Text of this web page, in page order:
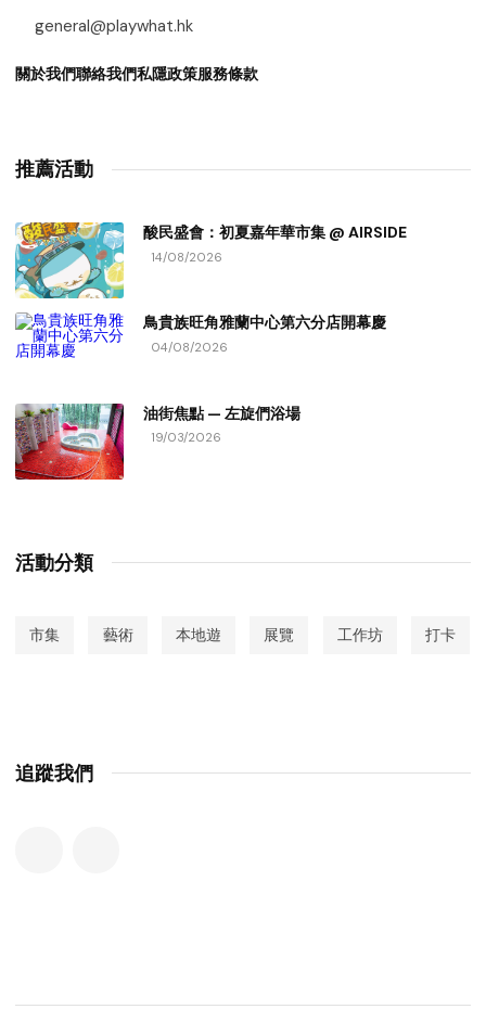
general@playwhat.hk
關於我們聯絡我們私隱政策服務條款
推薦活動
酸民盛會：初夏嘉年華市集 @ AIRSIDE
14/08/2026
鳥貴族旺角雅蘭中心第六分店開幕慶
04/08/2026
油街焦點 — 左旋們浴場
19/03/2026
活動分類
市集 藝術 本地遊 展覽 工作坊 打卡
追蹤我們